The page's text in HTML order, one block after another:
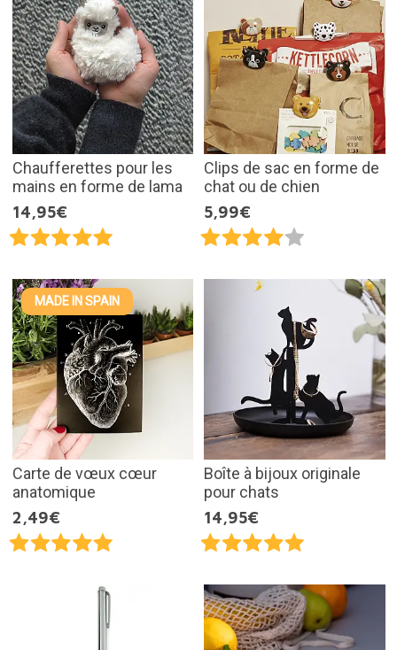
Chaufferettes pour les
mains en forme de lama
14,95€
Clips de sac en forme de
chat ou de chien
5,99€
MADE IN SPAIN
Carte de vœux cœur
anatomique
2,49€
Boîte à bijoux originale
pour chats
14,95€